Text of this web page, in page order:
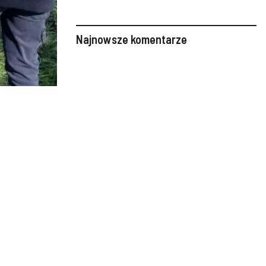
Najnowsze komentarze